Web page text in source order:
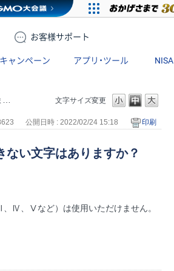
お客様サポート
キャンペーン アプリ・ツール NISA
文字サイズ変更
公開日時 : 2022/02/24 15:18 印刷
ない文字はありますか？
Ⅳ、Ⅴなど）は使用いただけません。